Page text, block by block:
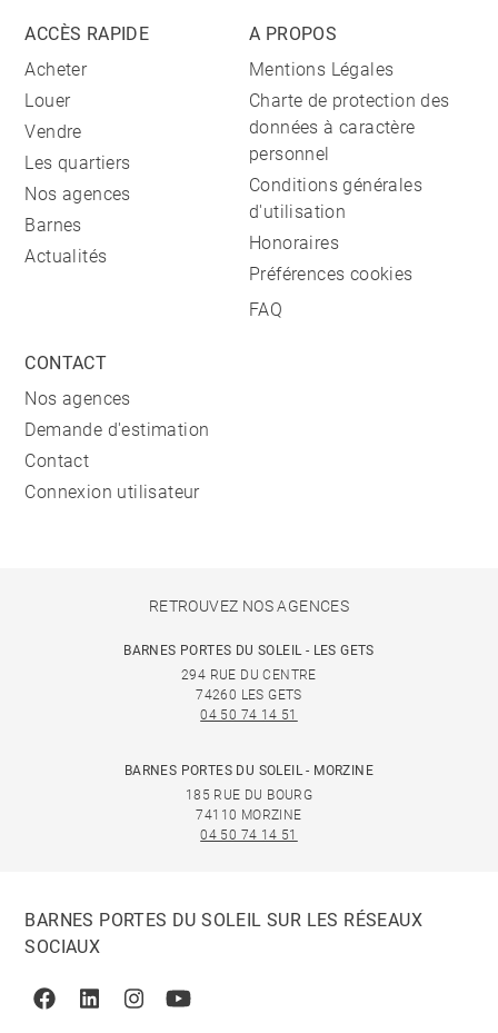
ACCÈS RAPIDE
Acheter
Louer
Vendre
Les quartiers
Nos agences
Barnes
Actualités
A PROPOS
Mentions Légales
Charte de protection des
données à caractère
personnel
Conditions générales
d'utilisation
Honoraires
Préférences cookies
FAQ
CONTACT
Nos agences
Demande d'estimation
Contact
Connexion utilisateur
RETROUVEZ NOS AGENCES
BARNES PORTES DU SOLEIL - LES GETS
294 RUE DU CENTRE
74260 LES GETS
04 50 74 14 51
BARNES PORTES DU SOLEIL - MORZINE
185 RUE DU BOURG
74110 MORZINE
04 50 74 14 51
BARNES PORTES DU SOLEIL SUR LES RÉSEAUX
SOCIAUX
FacebookLinkedinInstagramYoutube